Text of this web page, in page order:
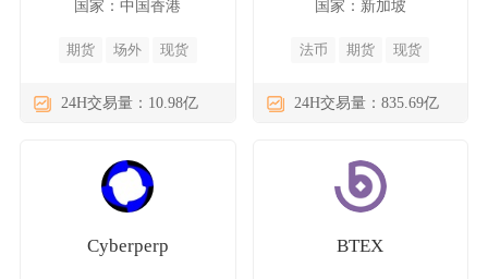
国家：中国香港
期货 场外 现货
24H交易量：10.98亿
国家：新加坡
法币 期货 现货
24H交易量：835.69亿
Cyberperp BTEX